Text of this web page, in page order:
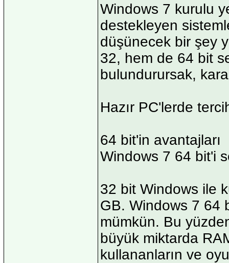
Windows 7 kurulu
destekleyen
düşünecek bir şey
32, hem de 64 bit
bulundurursak,
Hazır PC'lerde
64 bit'in avantajları
Windows 7 64 bit'i
32 bit Windows ile
GB. Windows 7 64
mümkün. Bu
büyük miktarda
kullananların ve